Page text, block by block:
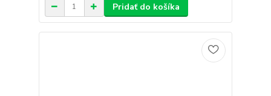
Pridať do košíka